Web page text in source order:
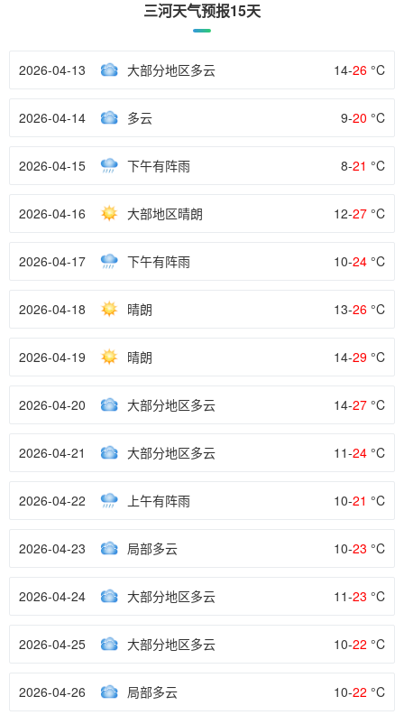
三河天气预报15天
2026-04-13 大部分地区多云 14-26 °C
2026-04-14 多云 9-20 °C
2026-04-15 下午有阵雨 8-21 °C
2026-04-16 大部地区晴朗 12-27 °C
2026-04-17 下午有阵雨 10-24 °C
2026-04-18 晴朗 13-26 °C
2026-04-19 晴朗 14-29 °C
2026-04-20 大部分地区多云 14-27 °C
2026-04-21 大部分地区多云 11-24 °C
2026-04-22 上午有阵雨 10-21 °C
2026-04-23 局部多云 10-23 °C
2026-04-24 大部分地区多云 11-23 °C
2026-04-25 大部分地区多云 10-22 °C
2026-04-26 局部多云 10-22 °C